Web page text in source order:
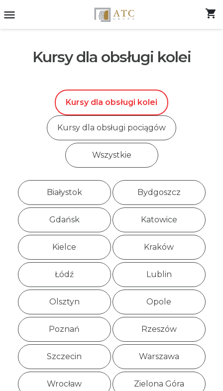
menu shopping_cart
Kursy dla obsługi kolei
Kursy dla obsługi kolei
Kursy dla obsługi pociągów
Wszystkie
Białystok Bydgoszcz
Gdańsk Katowice
Kielce Kraków
Łódź Lublin
Olsztyn Opole
Poznań Rzeszów
Szczecin Warszawa
Wrocław Zielona Góra